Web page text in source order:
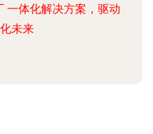
一体化解决方案，驱动
未来